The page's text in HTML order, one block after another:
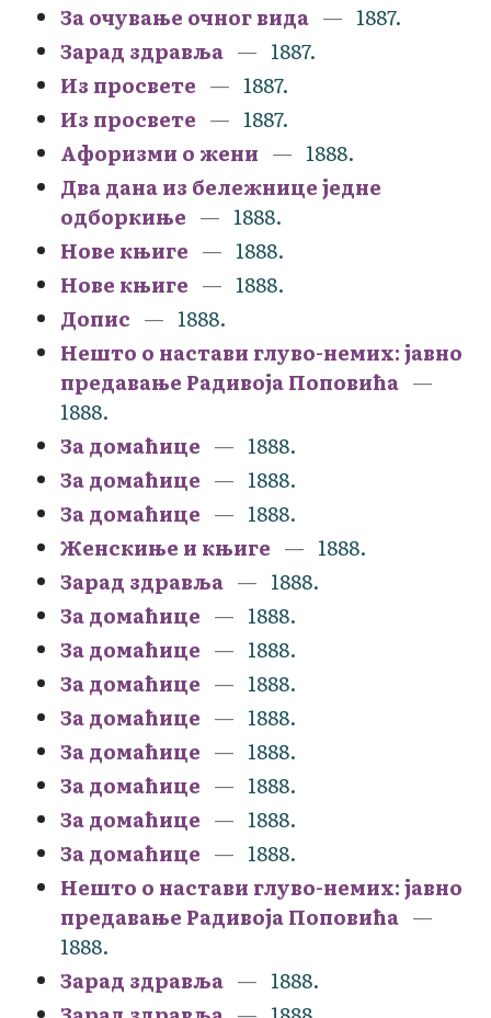
За очување очног вида
1887.
Зарад здравља
1887.
Из просвете
1887.
Из просвете
1887.
Афоризми о жени
1888.
Два дана из бележнице једне
одборкиње
1888.
Нове књиге
1888.
Нове књиге
1888.
Допис
1888.
Нешто о настави глуво-немих: јавно
предавање Радивоја Поповића
1888.
За домаћице
1888.
За домаћице
1888.
За домаћице
1888.
Женскиње и књиге
1888.
Зарад здравља
1888.
За домаћице
1888.
За домаћице
1888.
За домаћице
1888.
За домаћице
1888.
За домаћице
1888.
За домаћице
1888.
За домаћице
1888.
За домаћице
1888.
Нешто о настави глуво-немих: јавно
предавање Радивоја Поповића
1888.
Зарад здравља
1888.